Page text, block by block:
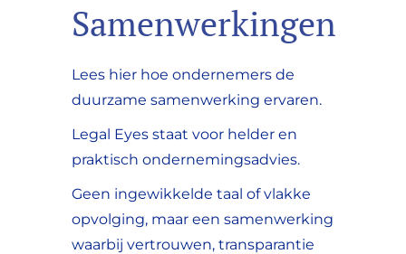
Samenwerkingen
Lees hier hoe ondernemers de
duurzame samenwerking ervaren.
Legal Eyes staat voor helder en
praktisch ondernemingsadvies.
Geen ingewikkelde taal of vlakke
opvolging, maar een samenwerking
waarbij vertrouwen, transparantie